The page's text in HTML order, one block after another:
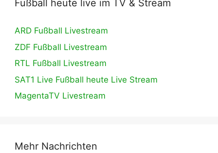
Fußball heute live im TV & Stream
ARD Fußball Livestream
ZDF Fußball Livestream
RTL Fußball Livestream
SAT1 Live Fußball heute Live Stream
MagentaTV Livestream
Mehr Nachrichten